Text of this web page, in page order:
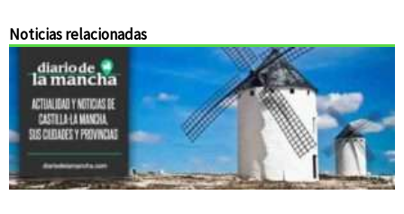
Noticias relacionadas